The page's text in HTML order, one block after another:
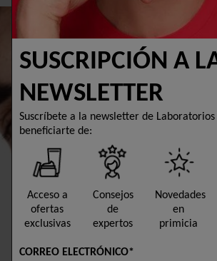
SUSCRIPCIÓN A
NEWSLETTER
Suscríbete a la newsletter de Laboratorios
beneficiarte de:
Acceso a
ofertas
exclusivas
Consejos
de
expertos
Novedades
en
primicia
CORREO ELECTRÓNICO*